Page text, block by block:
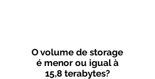
O volume de storage
é menor ou igual à
15,8 terabytes?